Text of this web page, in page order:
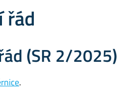
řád
(SR 2/2025)
.